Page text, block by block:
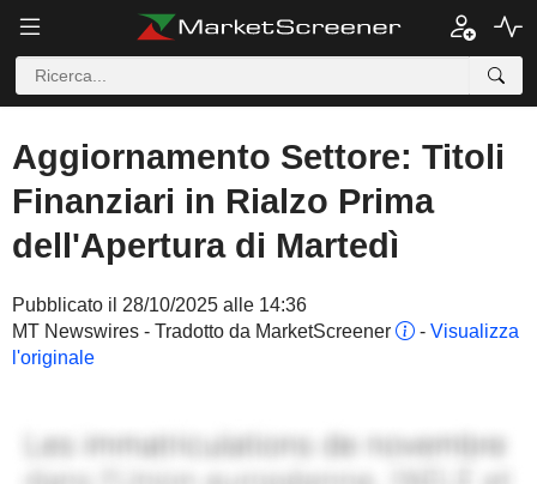
Aggiornamento Settore: Titoli
Finanziari in Rialzo Prima
dell'Apertura di Martedì
Pubblicato il 28/10/2025 alle 14:36
MT Newswires - Tradotto da MarketScreener
- Visualizza
l'originale